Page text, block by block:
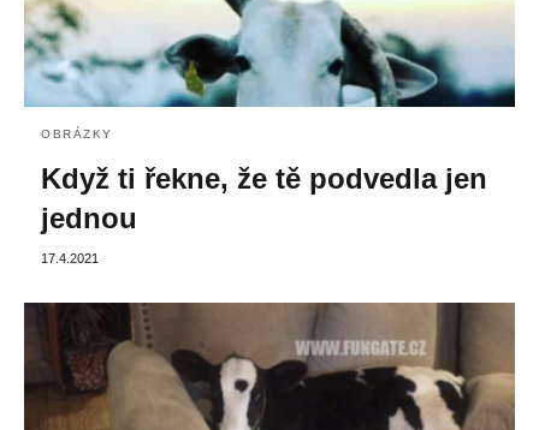
OBRÁZKY
Když ti řekne, že tě podvedla jen
jednou
17.4.2021